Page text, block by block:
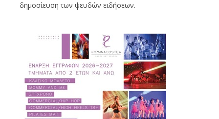
δημοσίευση των ψευδών ειδήσεων.